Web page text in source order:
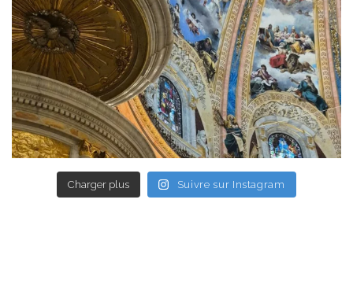
Charger plus Suivre sur Instagram